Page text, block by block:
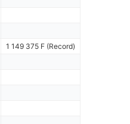
1 149 375 F (Record)